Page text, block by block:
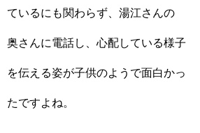
ているにも関わらず、湯江さんの
奥さんに電話し、心配している様子
を伝える姿が子供のようで面白かっ
たですよね。